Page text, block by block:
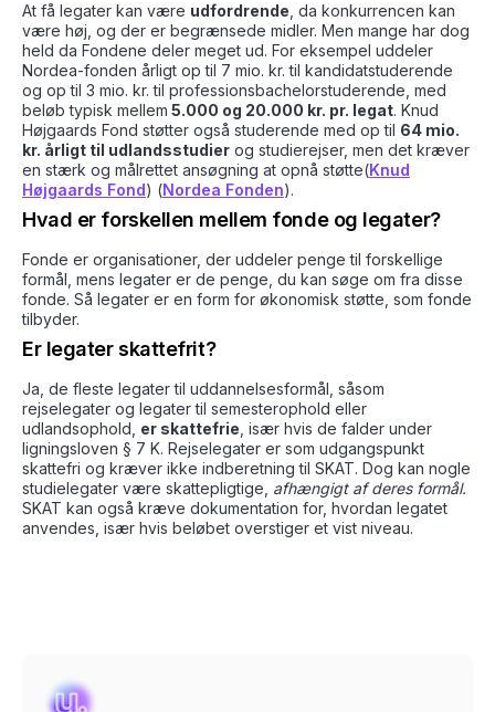
At få legater kan være udfordrende , da konkurrencen kan
være høj, og der er begrænsede midler. Men mange har dog
held da Fondene deler meget ud. For eksempel uddeler
Nordea-fonden årligt op til 7 mio. kr. til kandidatstuderende
og op til 3 mio. kr. til professionsbachelorstuderende, med
beløb typisk mellem 5.000 og 20.000 kr. pr. legat. Knud
Højgaards Fond støtter også studerende med op til 64 mio.
kr. årligt til udlandsstudier og studierejser, men det kræver
en stærk og målrettet ansøgning at opnå støtte​(Knud
Højgaards Fond) ​(Nordea Fonden).
Hvad er forskellen mellem fonde og legater?
Fonde er organisationer, der uddeler penge til forskellige
formål, mens legater er de penge, du kan søge om fra disse
fonde. Så legater er en form for økonomisk støtte, som fonde
tilbyder.
Er legater skattefrit?
Ja, de fleste legater til uddannelsesformål, såsom
rejselegater og legater til semesterophold eller
udlandsophold, er skattefrie , især hvis de falder under
ligningsloven § 7 K. Rejselegater er som udgangspunkt
skattefri og kræver ikke indberetning til SKAT. Dog kan nogle
studielegater være skattepligtige, afhængigt af deres formål.
SKAT kan også kræve dokumentation for, hvordan legatet
anvendes, især hvis beløbet overstiger et vist niveau.